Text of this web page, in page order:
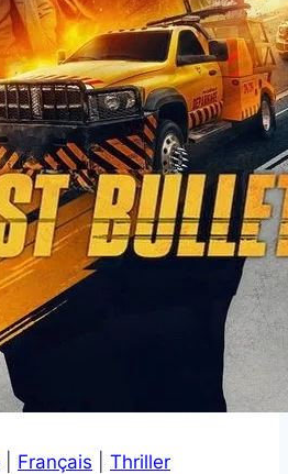
Français Thriller